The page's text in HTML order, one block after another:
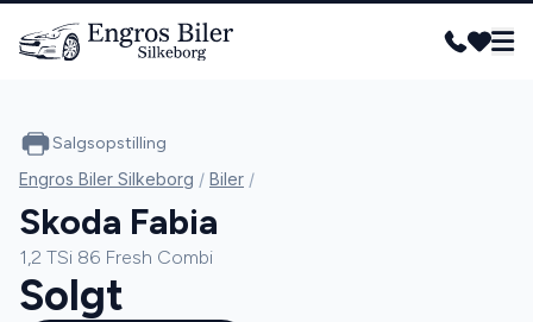
Salgsopstilling
Engros Biler Silkeborg / Biler /
Skoda Fabia
1,2 TSi 86 Fresh Combi
Solgt